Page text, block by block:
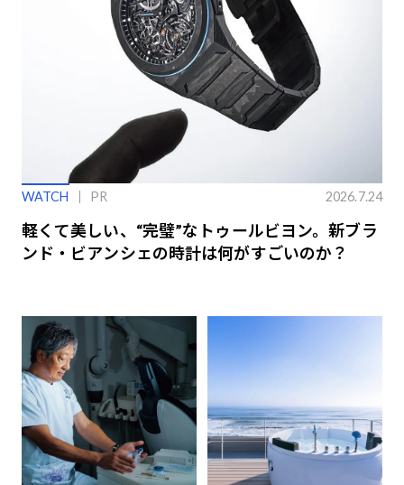
WATCH PR 2026.7.24
軽くて美しい、“完璧”なトゥールビヨン。新ブラ
ンド・ビアンシェの時計は何がすごいのか？